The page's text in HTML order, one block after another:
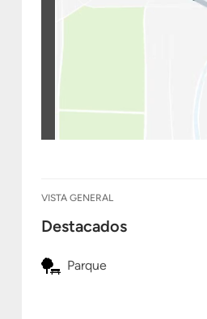
VISTA GENERAL
Destacados
Parque